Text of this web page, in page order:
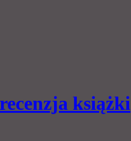
książki